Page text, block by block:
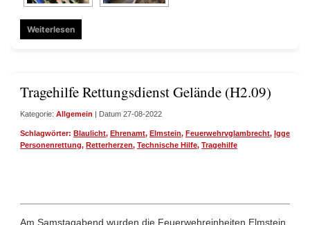
Weiterlesen
Tragehilfe Rettungsdienst Gelände (H2.09)
Kategorie: Allgemein | Datum 27-08-2022
Schlagwörter: Blaulicht, Ehrenamt, Elmstein, Feuerwehrvglambrecht, Iggelbach
Personenrettung, Retterherzen, Technische Hilfe, Tragehilfe
Am Samstagabend wurden die Feuerwehreinheiten Elmstein,